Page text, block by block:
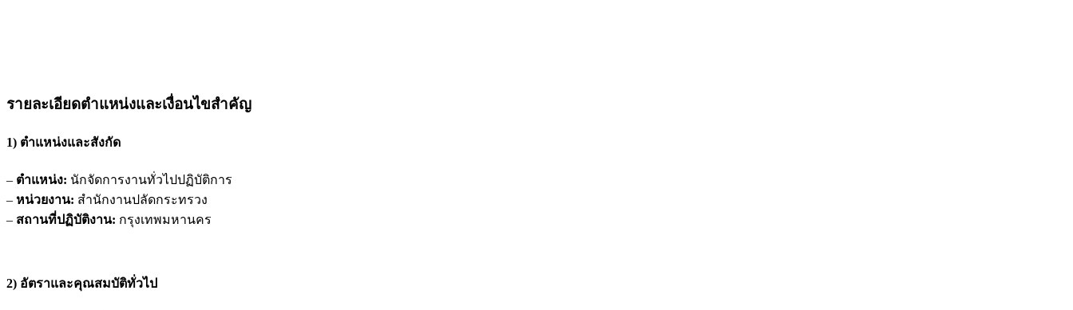
รายละเอียดตำแหน่งและเงื่อนไขสำคัญ
1) ตำแหน่งและสังกัด
– ตำแหน่ง: นักจัดการงานทั่วไปปฏิบัติการ
– หน่วยงาน: สำนักงานปลัดกระทรวง
– สถานที่ปฏิบัติงาน: กรุงเทพมหานคร
2) อัตราและคุณสมบัติทั่วไป